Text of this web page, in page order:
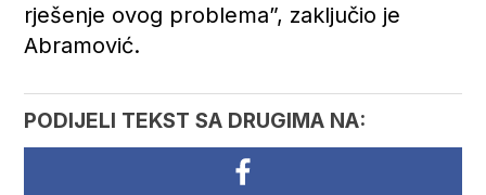
rješenje ovog problema”, zaključio je
Abramović.
PODIJELI TEKST SA DRUGIMA NA: